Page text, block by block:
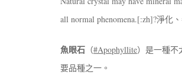
all normal phenomena.[:zh]?淨化
魚眼石 （#Apophyllite）是一種不
要品種之一。